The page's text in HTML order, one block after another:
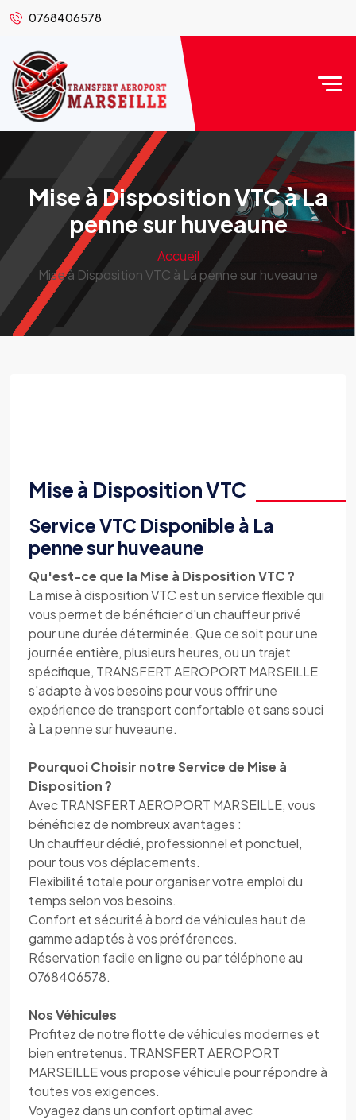
0768406578
Mise à Disposition VTC à La
penne sur huveaune
Accueil
Mise à Disposition VTC à La penne sur huveaune
Mise à Disposition VTC
Service VTC Disponible à La
penne sur huveaune
Qu'est-ce que la Mise à Disposition VTC ?
La mise à disposition VTC est un service flexible qui
vous permet de bénéficier d'un chauffeur privé
pour une durée déterminée. Que ce soit pour une
journée entière, plusieurs heures, ou un trajet
spécifique, TRANSFERT AEROPORT MARSEILLE
s'adapte à vos besoins pour vous offrir une
expérience de transport confortable et sans souci
à La penne sur huveaune.
Pourquoi Choisir notre Service de Mise à
Disposition ?
Avec TRANSFERT AEROPORT MARSEILLE, vous
bénéficiez de nombreux avantages :
Un chauffeur dédié, professionnel et ponctuel,
pour tous vos déplacements.
Flexibilité totale pour organiser votre emploi du
temps selon vos besoins.
Confort et sécurité à bord de véhicules haut de
gamme adaptés à vos préférences.
Réservation facile en ligne ou par téléphone au
0768406578.
Nos Véhicules
Profitez de notre flotte de véhicules modernes et
bien entretenus. TRANSFERT AEROPORT
MARSEILLE vous propose véhicule pour répondre à
toutes vos exigences.
Voyagez dans un confort optimal avec